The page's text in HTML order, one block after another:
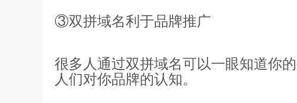
③双拼域名利于品牌推广
很多人通过双拼域名可以一眼知道你
人们对你品牌的认知。